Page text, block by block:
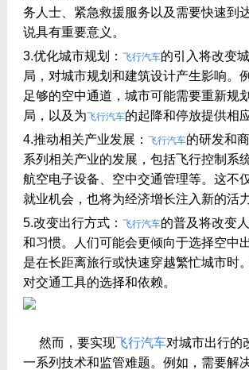
务人士、紧急救援服务以及需要快速到
说具有重要意义。
3.优化城市规划： 飞行汽车的引入将改变
局，对城市规划和建筑设计产生影响。
足够的空中通道，城市可能需要重新规
局，以及为飞行汽车的起降和停放提供相
4.推动相关产业发展： 飞行汽车的研发和
系列相关产业的发展，包括飞行控制系
航空电子设备、空中交通管理等。这不
就业机会，也将为经济增长注入新的活力
5.改变出行方式： 飞行汽车的普及将改变
和习惯。人们可能会更倾向于选择空中
是在长距离旅行或快速穿越繁忙城市时
对交通工具的选择和依赖。
然而，要实现飞行汽车对城市出行的
一系列技术和监管难题。例如，需要解